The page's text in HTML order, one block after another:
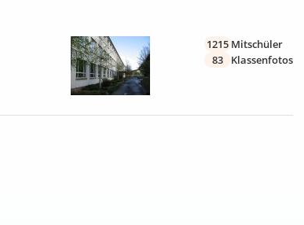
1215 Mitschüler
83
Klassenfotos